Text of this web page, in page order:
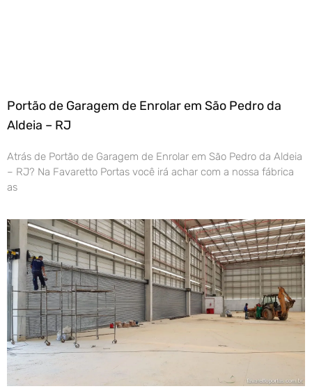
Portão de Garagem de Enrolar em São Pedro da
Aldeia – RJ
Atrás de Portão de Garagem de Enrolar em São Pedro da Aldeia
– RJ? Na Favaretto Portas você irá achar com a nossa fábrica
as